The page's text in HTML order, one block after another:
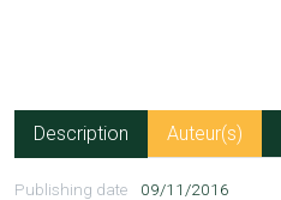
Description Auteur(s)
Publishing date 09/11/2016